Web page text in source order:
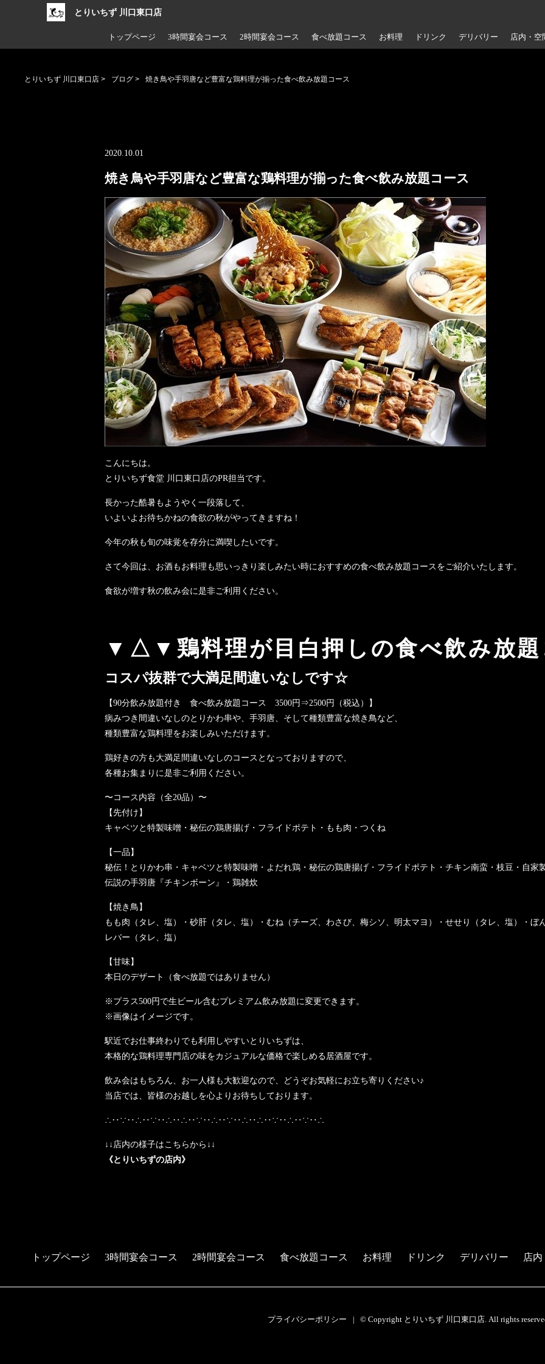
とりいちず 川口東口店
トップページ 3時間宴会コース 2時間宴会コース 食べ放題コース お料理 ドリンク デリバリー 店内・空
とりいちず 川口東口店 > ブログ > 焼き鳥や手羽唐など豊富な鶏料理が揃った食べ飲み放題コース
2020.10.01
焼き鳥や手羽唐など豊富な鶏料理が揃った食べ飲み放題コース
こんにちは。
とりいちず食堂 川口東口店のPR担当です。
長かった酷暑もようやく一段落して、
いよいよお待ちかねの食欲の秋がやってきますね！
今年の秋も旬の味覚を存分に満喫したいです。
さて今回は、お酒もお料理も思いっきり楽しみたい時におすすめの食べ飲み放題コースをご紹介いたします。
食欲が増す秋の飲み会に是非ご利用ください。
▼△▼鶏料理が目白押しの食べ飲み放
コスパ抜群で大満足間違いなしです☆
【90分飲み放題付き 食べ飲み放題コース 3500円⇒2500円（税込）】
病みつき間違いなしのとりかわ串や、手羽唐、そして種類豊富な焼き鳥など、
種類豊富な鶏料理をお楽しみいただけます。
鶏好きの方も大満足間違いなしのコースとなっておりますので、
各種お集まりに是非ご利用ください。
〜コース内容（全20品）〜
【先付け】
キャベツと特製味噌・秘伝の鶏唐揚げ・フライドポテト・もも肉・つくね
【一品】
秘伝！とりかわ串・キャベツと特製味噌・よだれ鶏・秘伝の鶏唐揚げ・フライドポテト・チキン南蛮・枝豆・自家
伝説の手羽唐『チキンボーン』・鶏雑炊
【焼き鳥】
もも肉（タレ、塩）・砂肝（タレ、塩）・むね（チーズ、わさび、梅シソ、明太マヨ）・せせり（タレ、塩）・ぼ
レバー（タレ、塩）
【甘味】
本日のデザート（食べ放題ではありません）
※プラス500円で生ビール含むプレミアム飲み放題に変更できます。
※画像はイメージです。
駅近でお仕事終わりでも利用しやすいとりいちずは、
本格的な鶏料理専門店の味をカジュアルな価格で楽しめる居酒屋です。
飲み会はもちろん、お一人様も大歓迎なので、どうぞお気軽にお立ち寄りください♪
当店では、皆様のお越しを心よりお待ちしております。
∴‥∵‥∴‥∵‥∴‥∴‥∵‥∴‥∵‥∴‥∴‥∵‥∴‥∵‥∴
↓↓店内の様子はこちらから↓↓
《とりいちずの店内》
トップページ 3時間宴会コース 2時間宴会コース 食べ放題コース お料理 ドリンク デリバリー 店内
プライバシーポリシー © Copyright とりいちず 川口東口店. All rights